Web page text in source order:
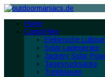
Home
Camp/Hike
Elektrische
Solar Ladegeräte
Jackery Solar
Tagesrucksäcke
Trinkblasen